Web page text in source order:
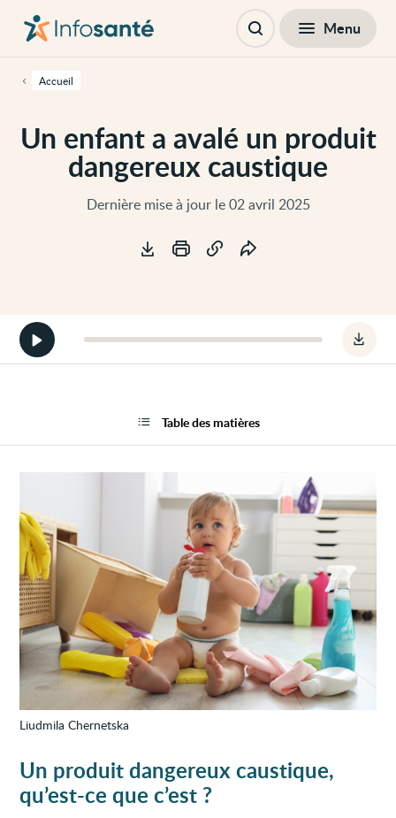
contenu
cette
navigation
Un enfant a avalé un produit
dangereux caustique
Dernière mise à jour le 02 avril 2025
Accueil
principale
Ouvrir Menu
le
avalé
Démarrer
la
version
Liudmila Chernetska
Un produit dangereux caustique,
qu’est-ce que c’est ?
Table des matières
Table des matières Fermer